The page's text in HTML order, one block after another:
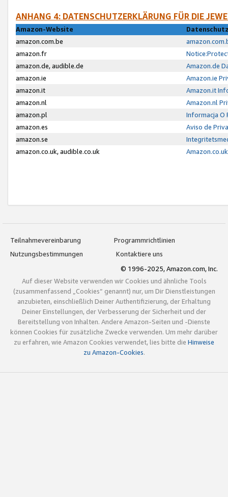
ANHANG 4: DATENSCHUTZERKLÄRUNG FÜR DIE
Amazon-Website
amazon.com.be
amazon.fr
amazon.de, audible.de
Amazon.de
amazon.ie
Amazon.ie
amazon.it
Amazon.it
amazon.nl
Amazon.nl
amazon.pl
Informacja O
amazon.es
Aviso de
amazon.se
amazon.co.uk, audible.co.uk
Teilnahmevereinbarung
Programmrichtlinien
Nutzungsbestimmungen
Kontaktiere uns
© 1996-2025, Amazon.com, Inc.
Auf dieser Website verwenden wir Cookies und ähnliche Tools
(zusammenfassend „Cookies“ genannt) nur, um Dir Dienstleistungen
anzubieten, einschließlich Deiner Authentifizierung, der Erhaltung
Deiner Einstellungen, der Verbesserung der Sicherheit und der
Bereitstellung von Inhalten. Andere Amazon-Seiten und -Dienste
können Cookies für zusätzliche Zwecke verwenden. Um mehr darüber
zu erfahren, wie Amazon Cookies verwendet, lies bitte die Hinweise
zu Amazon-Cookies.